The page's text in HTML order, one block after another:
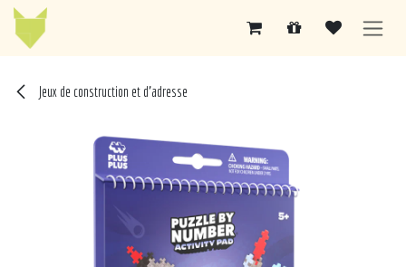
Se rendre au contenu
Jeux de construction et d'adresse